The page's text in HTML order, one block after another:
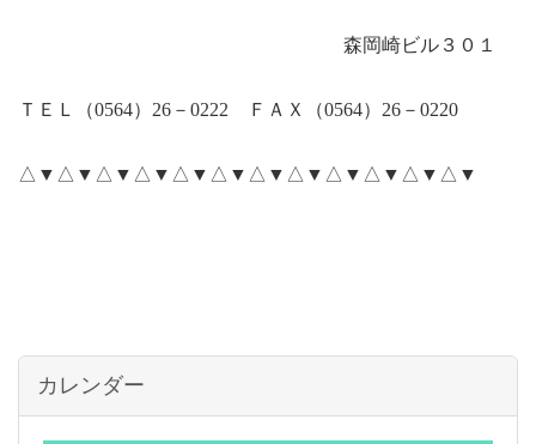
森岡崎ビル３０１
ＴＥＬ（0564） 26 － 0222 ＦＡＸ（0564） 26 － 0220
△▼△▼△▼△▼△▼△▼△▼△▼△▼△▼△▼△▼
カレンダー